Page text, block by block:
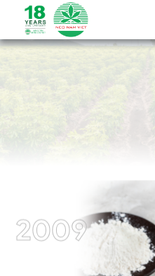
CÂU
Giới thiệu Câu
2019
2023
2007
2009